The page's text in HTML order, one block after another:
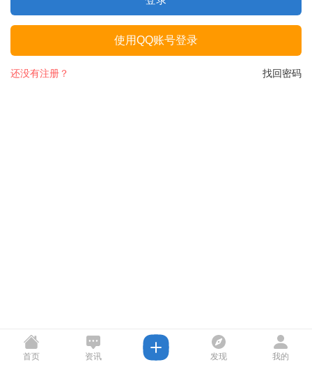
使用QQ账号登录
找回密码
还没有注册？
首页 资讯 发现 我的